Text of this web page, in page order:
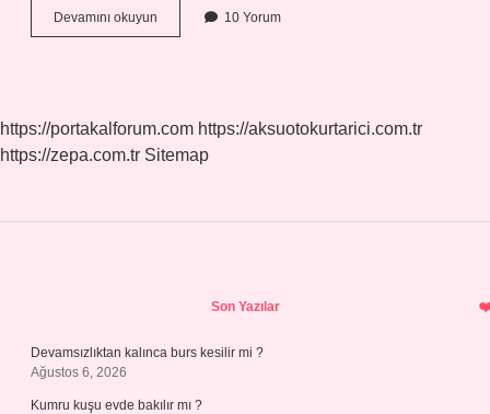
Devamını okuyun Bağımsal
dilbilgisi
10 Yorum
https://portakalforum.com https://aksuotokurtarici.com.tr
https://zepa.com.tr Sitemap
Son Yazılar
Devamsızlıktan kalınca burs kesilir mi ?
Ağustos 6, 2026
Kumru kuşu evde bakılır mı ?